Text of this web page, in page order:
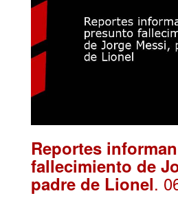
Reportes
fallecimiento de
padre de Lionel.